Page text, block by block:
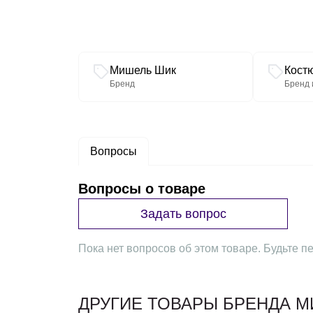
Мишель Шик
Бренд Бренд
Вопросы
Вопросы о товаре
Задать вопрос
Пока нет вопросов об этом товаре. Будьте
ДРУГИЕ ТОВАРЫ БРЕНДА